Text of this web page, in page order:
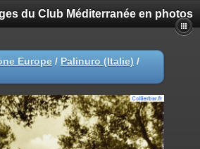
du Club Méditerranée en photos
Europe / Palinuro (Italie) /